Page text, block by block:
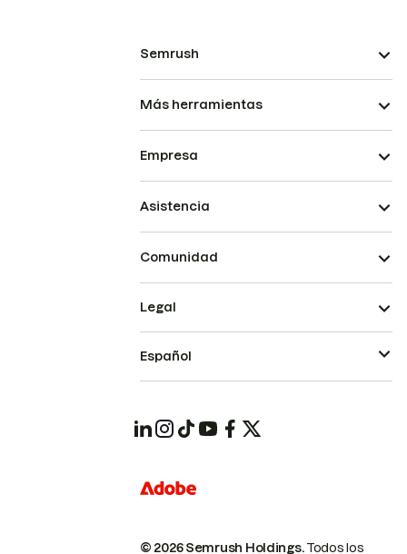
Semrush
Más herramientas
Empresa
Asistencia
Comunidad
© 2026 Semrush Holdings.Todos los
Legal
Español